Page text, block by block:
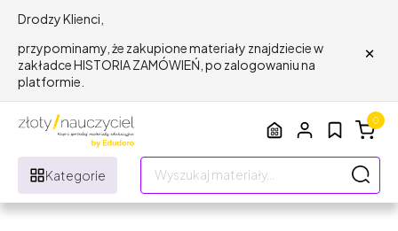
Drodzy Klienci,
przypominamy, że zakupione materiały znajdziecie w
zakładce HISTORIA ZAMÓWIEŃ, po zalogowaniu na
platformie.
×
Kategorie
0